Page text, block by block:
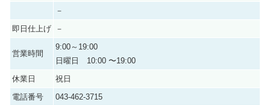
－
即日仕上げ
－
営業時間
9:00～19:00
日曜日 10:00 〜19:00
休業日
祝日
電話番号
043-462-3715